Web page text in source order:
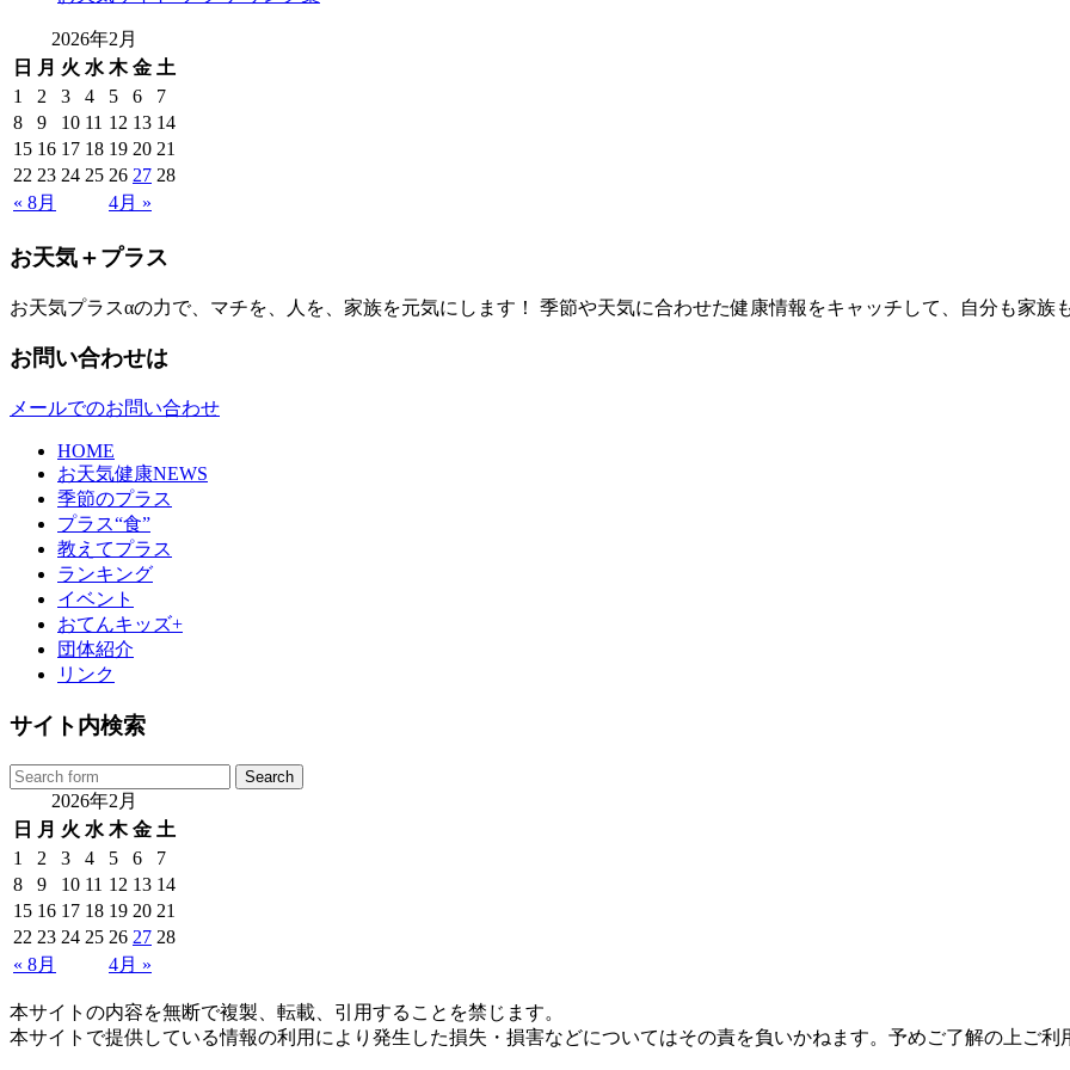
2026年2月
日
月 火 水 木 金 土
« 8月 4月 »
1 2 3 4 5 6
7
8
9 10 11 12 13 14
15 16 17 18 19 20 21
22 23 24 25 26 27 28
お天気＋プラス
お天気プラスαの力で、マチを、人を、家族を元気にします！ 季節や天気に合わせた健康情報をキャッチして、自分も家族
お問い合わせは
メールでのお問い合わせ
HOME
お天気健康NEWS
季節のプラス
プラス“食”
教えてプラス
ランキング
イベント
おてんキッズ+
団体紹介
リンク
サイト内検索
2026年2月
日
月 火 水 木 金 土
« 8月 4月 »
1 2 3 4 5 6
7
8
9 10 11 12 13 14
15 16 17 18 19 20 21
22 23 24 25 26 27 28
本サイトの内容を無断で複製、転載、引用することを禁じます。
本サイトで提供している情報の利用により発生した損失・損害などについてはその責を負いかねます。予めご了解の上ご利